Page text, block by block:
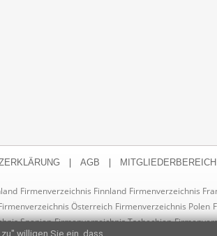
| AGB | MITGLIEDERBEREICH
Firmenverzeichnis Finnland Firmenverzeichnis
Österreich Firmenverzeichnis Polen
Spanien Firmenverzeichnis Tschechien
willigen Sie ein, dass